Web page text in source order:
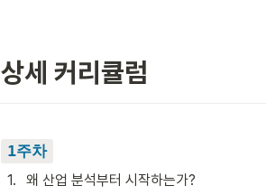
상세 커리큘럼
1주차
1. 왜 산업 분석부터 시작하는가?